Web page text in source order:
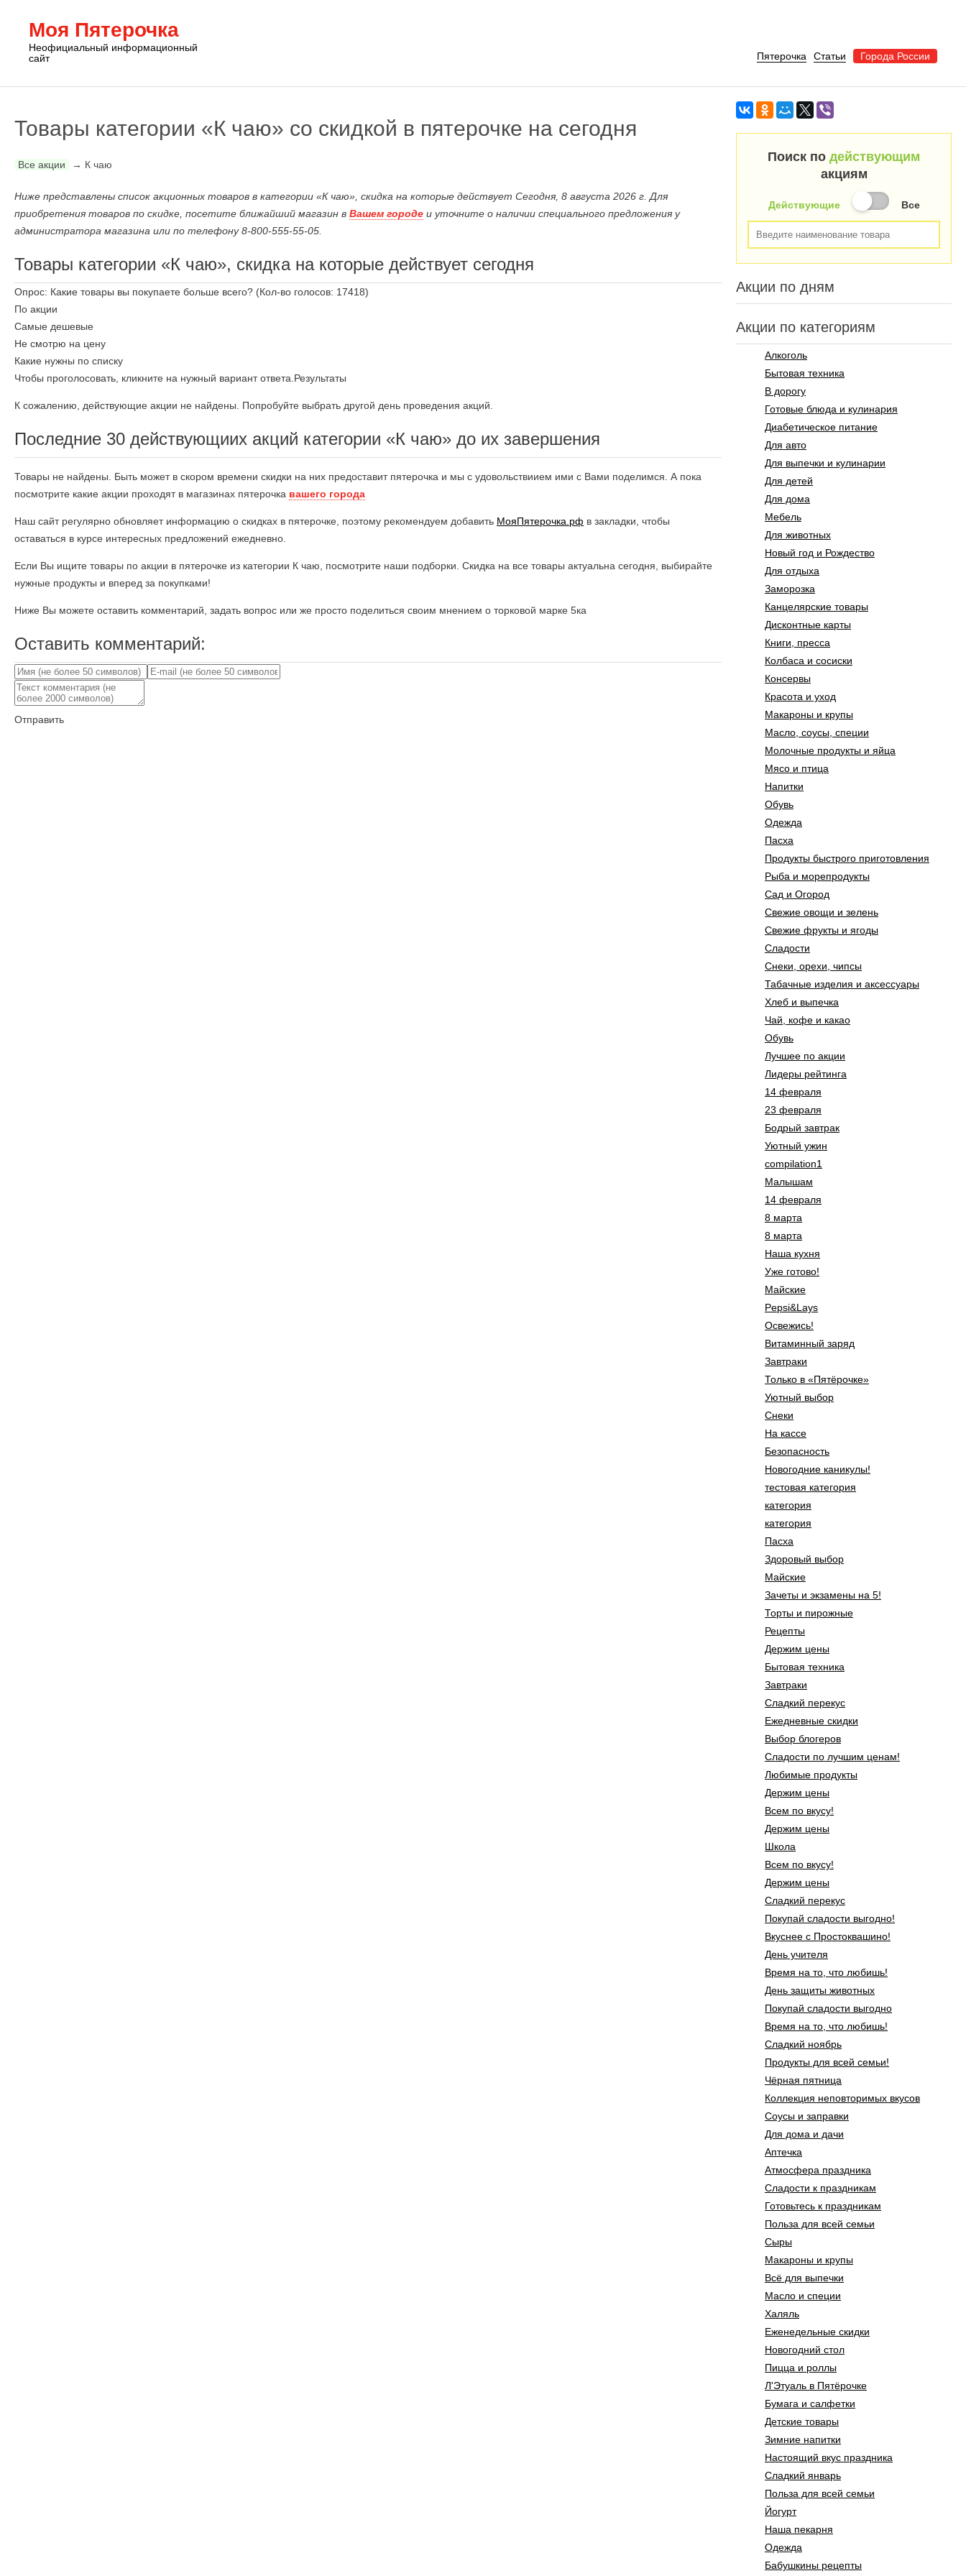
Моя Пятерочка
Неофициальный информационный
сайт
Пятерочка Статьи Города России
Товары категории «К чаю» со скидкой в пятерочке на сегодня
Все акции → К чаю
Ниже представлены список акционных товаров в категории «К чаю», скидка на которые действует Сегодня, 8 августа 2026 г. Для
приобретения товаров по скидке, посетите ближайший магазин в Вашем городе и уточните о наличии специального предложения у
администратора магазина или по телефону 8-800-555-55-05.
Товары категории «К чаю», скидка на которые действует сегодня
Опрос: Какие товары вы покупаете больше всего? (Кол-во голосов: 17418)
По акции
Самые дешевые
Не смотрю на цену
Какие нужны по списку
Чтобы проголосовать, кликните на нужный вариант ответа. Результаты
К сожалению, действующие акции не найдены. Попробуйте выбрать другой день проведения акций.
Последние 30 действующиих акций категории «К чаю» до их завершения
Товары не найдены. Быть может в скором времени скидки на них предоставит пятерочка и мы с удовольствиием ими с Вами поделимся. А пока
посмотрите какие акции проходят в магазинах пятерочка вашего города
Наш сайт регулярно обновляет информацию о скидках в пятерочке, поэтому рекомендуем добавить МояПятерочка.рф в закладки, чтобы
оставаться в курсе интересных предложений ежедневно.
Если Вы ищите товары по акции в пятерочке из категории К чаю, посмотрите наши подборки. Скидка на все товары актуальна сегодня, выбирайте
нужные продукты и вперед за покупками!
Ниже Вы можете оставить комментарий, задать вопрос или же просто поделиться своим мнением о торковой марке 5ка
Оставить комментарий:
Отправить
Поиск по действующим
акциям
Действующие Все
Акции по дням
Акции по категориям
Алкоголь
Бытовая техника
В дорогу
Готовые блюда и кулинария
Диабетическое питание
Для авто
Для выпечки и кулинарии
Для детей
Для дома
Мебель
Для животных
Новый год и Рождество
Для отдыха
Заморозка
Канцелярские товары
Дисконтные карты
Книги, пресса
Колбаса и сосиски
Консервы
Красота и уход
Макароны и крупы
Масло, соусы, специи
Молочные продукты и яйца
Мясо и птица
Напитки
Обувь
Одежда
Пасха
Продукты быстрого приготовления
Рыба и морепродукты
Сад и Огород
Свежие овощи и зелень
Свежие фрукты и ягоды
Сладости
Снеки, орехи, чипсы
Табачные изделия и аксессуары
Хлеб и выпечка
Чай, кофе и какао
Обувь
Лучшее по акции
Лидеры рейтинга
14 февраля
23 февраля
Бодрый завтрак
Уютный ужин
compilation1
Малышам
14 февраля
8 марта
8 марта
Наша кухня
Уже готово!
Майские
Pepsi&Lays
Освежись!
Витаминный заряд
Завтраки
Только в «Пятёрочке»
Уютный выбор
Снеки
На кассе
Безопасность
Новогодние каникулы!
тестовая категория
категория
категория
Пасха
Здоровый выбор
Майские
Зачеты и экзамены на 5!
Торты и пирожные
Рецепты
Держим цены
Бытовая техника
Завтраки
Сладкий перекус
Ежедневные скидки
Выбор блогеров
Сладости по лучшим ценам!
Любимые продукты
Держим цены
Всем по вкусу!
Держим цены
Школа
Всем по вкусу!
Держим цены
Сладкий перекус
Покупай сладости выгодно!
Вкуснее с Простоквашино!
День учителя
Время на то, что любишь!
День защиты животных
Покупай сладости выгодно
Время на то, что любишь!
Сладкий ноябрь
Продукты для всей семьи!
Чёрная пятница
Коллекция неповторимых вкусов
Соусы и заправки
Для дома и дачи
Аптечка
Атмосфера праздника
Сладости к праздникам
Готовьтесь к праздникам
Польза для всей семьи
Сыры
Макароны и крупы
Всё для выпечки
Масло и специи
Халяль
Еженедельные скидки
Новогодний стол
Пицца и роллы
Л'Этуаль в Пятёрочке
Бумага и салфетки
Детские товары
Зимние напитки
Настоящий вкус праздника
Сладкий январь
Польза для всей семьи
Йогурт
Наша пекарня
Одежда
Бабушкины рецепты